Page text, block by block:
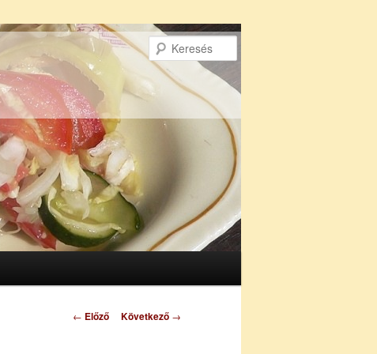
Bejegyzés
← Előző Következő →